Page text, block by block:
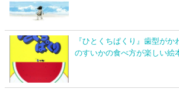
『ひとくちぱくり』歯型がか
のすいかの食べ方が楽しい絵